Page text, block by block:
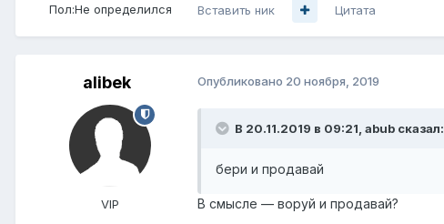
Пол:Не определился Вставить ник Цитата
alibek
VIP
Опубликовано 20 ноября, 2019
В 20.11.2019 в 09:21, abub сказал:
бери и продавай
В смысле — воруй и продавай?